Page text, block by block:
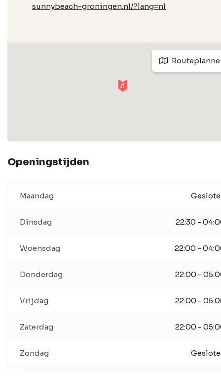
sunnybeach-groningen.nl/?lang=nl
Openingstijden
Maandag
Dinsdag 22:30 -
Woensdag 22:00 -
Donderdag 22:00 -
Vrijdag 22:00 -
Zaterdag 22:00 -
Zondag